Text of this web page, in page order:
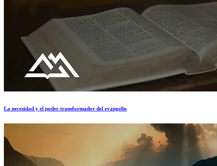
La necesidad y el poder transformador del evangelio